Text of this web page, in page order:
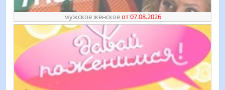
мужское женскоеот 07.08.2026